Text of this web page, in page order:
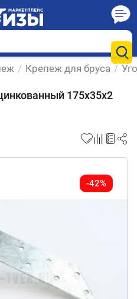
/ Крепеж для бруса /
175х35х2
-42%